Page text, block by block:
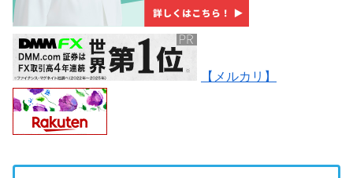
【メルカリ】